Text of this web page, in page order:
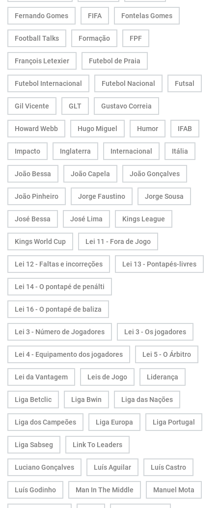
Fernando Gomes FIFA Fontelas Gomes
Football Talks Formação FPF
François Letexier Futebol de Praia
Futebol Internacional Futebol Nacional Futsal
Gil Vicente GLT Gustavo Correia
Howard Webb Hugo Miguel Humor IFAB
Impacto Inglaterra Internacional Itália
João Bessa João Capela João Gonçalves
João Pinheiro Jorge Faustino Jorge Sousa
José Bessa José Lima Kings League
Kings World Cup Lei 11 - Fora de Jogo
Lei 12 - Faltas e incorreções Lei 13 - Pontapés-livres
Lei 14 - O pontapé de penálti
Lei 16 - O pontapé de baliza
Lei 3 - Número de Jogadores Lei 3 - Os jogadores
Lei 4 - Equipamento dos jogadores Lei 5 - O Árbitro
Lei da Vantagem Leis de Jogo Liderança
Liga Betclic Liga Bwin Liga das Nações
Liga dos Campeões Liga Europa Liga Portugal
Liga Sabseg Link To Leaders
Luciano Gonçalves Luís Aguilar Luís Castro
Luís Godinho Man In The Middle Manuel Mota